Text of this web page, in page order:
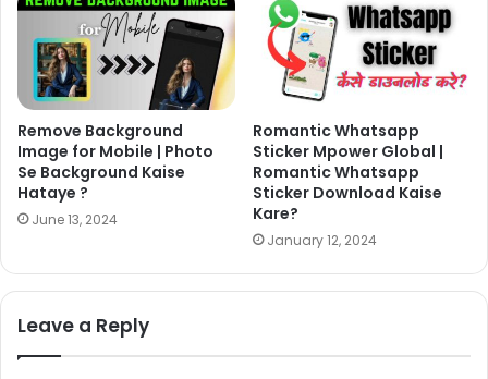
Remove Background
Image for Mobile | Photo
Se Background Kaise
Hataye ?
June 13, 2024
Romantic Whatsapp
Sticker Mpower Global |
Romantic Whatsapp
Sticker Download Kaise
Kare?
January 12, 2024
Leave a Reply